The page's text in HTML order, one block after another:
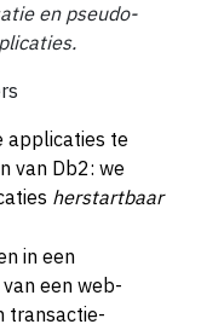
en pseudo-
applicaties te
van Db2: we
herstartbaar
in een
een web-
transactie-